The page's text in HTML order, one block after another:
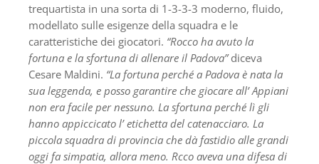
trequartista in una sorta di 1-3-3-3 moderno, fluido,
modellato sulle esigenze della squadra e le
caratteristiche dei giocatori. “Rocco ha avuto la
fortuna e la sfortuna di allenare il Padova”diceva
Cesare Maldini. “La fortuna perché a Padova è nata la
sua leggenda, e posso garantire che giocare all’ Appiani
non era facile per nessuno. La sfortuna perché lì gli
hanno appiccicato l’ etichetta del catenacciaro. La
piccola squadra di provincia che dà fastidio alle grandi
oggi fa simpatia, allora meno. Rcco aveva una difesa di